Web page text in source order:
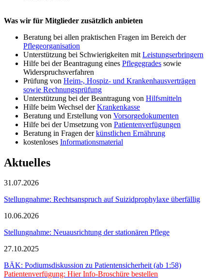
Was wir für Mitglieder zusätzlich anbieten
Beratung bei allen praktischen Fragen im Bereich der
Pflegeorganisation
Unterstützung bei Schwierigkeiten mit Leistungserbringern
Hilfe bei der Beantragung eines Pflegegrades sowie
Widerspruchsverfahren
Prüfung von Heim-, Hospiz- und Krankenhausverträgen
sowie Rechnungsprüfung
Unterstützung bei der Beantragung von Hilfsmitteln
Hilfe beim Wechsel derKrankenkasse
Beratung und Erstellung von Vorsorgedokumenten
Hilfe bei der Umsetzung von Patientenverfügungen
Beratung in Fragen derkünstlichen Ernährung
kostenloses Informationsmaterial
Aktuelles
31.07.2026
Stellungnahme: Rechtsanspruch auf Suizidprophylaxe überfällig
10.06.2026
Stellungnahme: Neuausrichtung der stationären Pflege
27.10.2025
BÄK: Podiumsdiskussion zu Patientensicherheit (ab 1:58)
Patientenverfügung: Hier Info-Broschüre bestellen